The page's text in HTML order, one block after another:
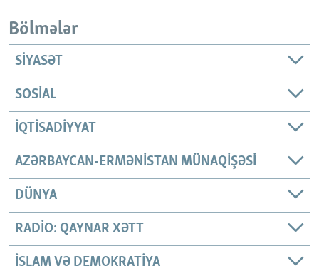
Bölmələr
SIYASƏT
SOSIAL
İQTISADIYYAT
AZƏRBAYCAN-ERMƏNISTAN MÜNAQIŞƏSI
DÜNYA
RADIO: QAYNAR XƏTT
İSLAM VƏ DEMOKRATIYA